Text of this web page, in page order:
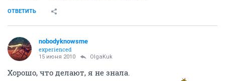
ОТВЕТИТЬ
nobodyknowsme
experienced
15 июня 2010 OlgaKuk
Хорошо, что делают, я не знала.